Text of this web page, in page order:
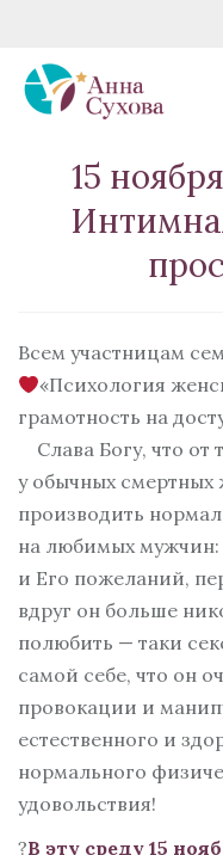
запись на
+7 916 195 82 80
15
Всем участницам
«Психология
грамотность на
Слава Богу, что от
у обычных
производить
на любимых мужчин:
и Его пожеланий,
вдруг он больше
полюбить — таки
самой себе, что он
провокации и
естественного и
нормального
удовольствия!
?В эту среду 15